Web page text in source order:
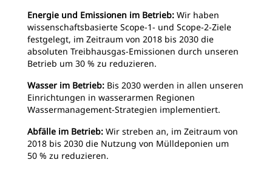
Energie und Emissionen im Betrieb: Wir haben
wissenschaftsbasierte Scope-1- und Scope-2-Ziele
festgelegt, im Zeitraum von 2018 bis 2030 die
absoluten Treibhausgas-Emissionen durch unseren
Betrieb um 30 % zu reduzieren.
Wasser im Betrieb: Bis 2030 werden in allen unseren
Einrichtungen in wasserarmen Regionen
Wassermanagement-Strategien implementiert.
Abfälle im Betrieb: Wir streben an, im Zeitraum von
2018 bis 2030 die Nutzung von Mülldeponien um
50 % zu reduzieren.